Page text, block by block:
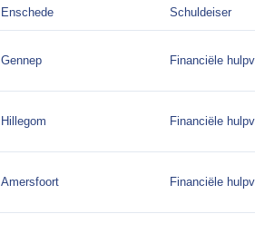
Enschede Schuldeiser
Gennep Financiële
Hillegom Financiële
Amersfoort Financiële